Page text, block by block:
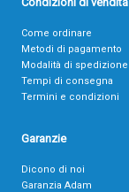
Come ordinare
Metodi di pagamento
Modalità di spedizione
Tempi di consegna
Termini e condizioni
Garanzie
Dicono di noi
Garanzia Adam